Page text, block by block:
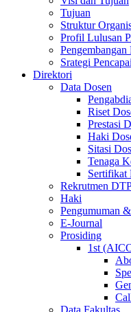
Tujuan
Struktur
Profil Lulusan
Srategi
Direktori
Data Dosen
Riset
Prestasi
Haki
Sitasi
Tenaga
Sertifikat
Rekrutmen
Haki
Pengumuman
E-Journal
Prosiding
1st
Data Fakultas